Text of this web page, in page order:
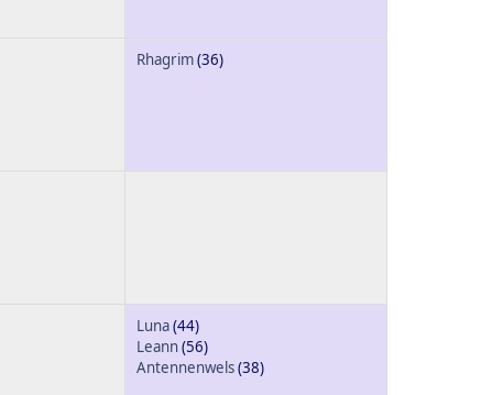
Rhagrim(36)
Luna(44)
Leann(56)
Antennenwels(38)